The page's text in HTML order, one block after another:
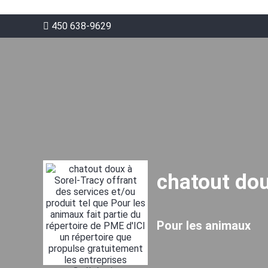
450 638-9629
chatout
Pour les animaux